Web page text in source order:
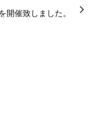
開催致しました。